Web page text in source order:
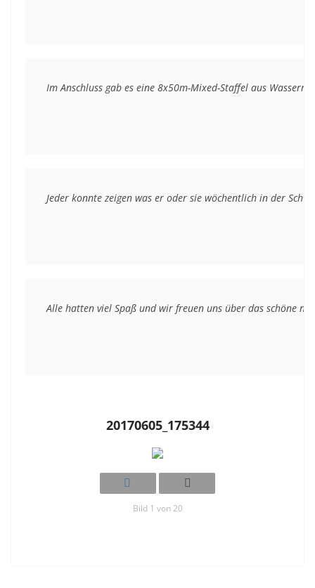
Im Anschluss gab es eine 8x50m-Mixed-Staffel aus
Jeder konnte zeigen was er oder sie wöchentlich in der
Alle hatten viel Spaß und wir freuen uns über das schöne
20170605_175344
Bild 1 von 20